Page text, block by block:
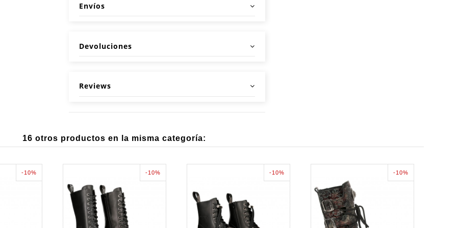
Envíos
Devoluciones
Reviews
16 otros productos en la misma categoría:
-10% -10% -10% -10%